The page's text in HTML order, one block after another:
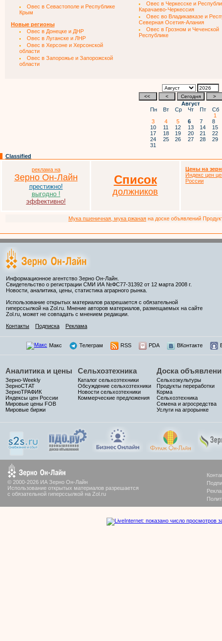
Овес в Севастополе и Республике
Крым
Новые регионы
Овес в Донецке и ДНР
Овес в Луганске и ЛНР
Овес в Херсоне и Херсонской
области
Овес в Запорожье и Запорожской
области
Овес в Черкесске и
Карачаево-Черкессия
Овес во Владикавказе и
Северная Осетия-Алания
Овес в Грозном и Чеченской
Республике
Август
Пн
Вт Ср Чт Пт Сб
1
3
4 5 6 7 8
10
11 12 13 14 15
17
18 19 20 21 22
24
25 26 27 28 29
31
Classified
реклама на
Зерно Он-Лайн
престижно!
выгодно !
эффективно!
Список
должников
Цены на
Индекс цен
России
Мука пшеничная, мука ржаная на доске объявлений
Информационное агентство Зерно Он-Лайн.
Свидетельство о регистрации СМИ ИА №ФС77-31392 от 12 марта 2008 г.
Новости, аналитика, цены, статистика аграрного рынка.
Использование открытых материалов разрешается с обязательной
гиперссылкой на Zol.ru. Мнение авторов материалов, размещаемых на сайте
Zol.ru, может не совпадать с мнением редакции.
Контакты
Подписка Реклама
Макс Телеграм RSS PDA ВКонтакте
Аналитика и цены
Зерно-Weekly
ЗерноСТАТ
ЗерноТРАФИК
Индексы цен России
Мировые цены FOB
Мировые биржи
Сельхозтехника
Каталог сельхозтехники
Обсуждение сельхозтехники
Новости сельхозтехники
Коммерческие предложения
Доска
Сельхозкультуры
Продукты переработки
Корма
Сельхозтехника
Семена и агросредства
Услуги на агрорынке
© 2000-2026 ИА Зерно Он-Лайн
Использование открытых материалов разрешается
с обязательной гиперссылкой на Zol.ru